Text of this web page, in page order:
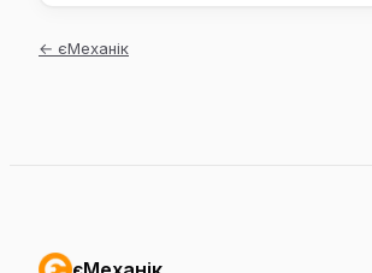
← єМеханік